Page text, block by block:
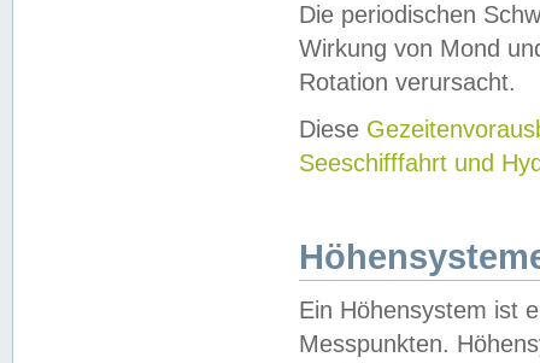
Die periodischen
Wirkung von Mond
Rotation verursacht.
Diese
Seeschifffahrt und
Ein Höhensystem ist
Messpunkten.